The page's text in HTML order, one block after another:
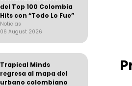
del Top 100 Colombia
Hits con “Todo Lo Fue”
Noticias
06 August 2026
Trapical Minds
regresa al mapa del
urbano colombiano